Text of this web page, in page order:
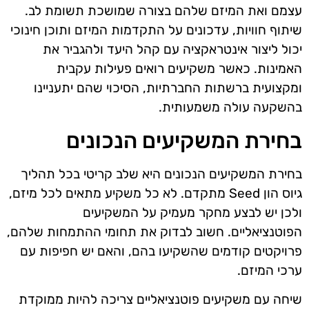
עצמם ואת המיזם שלהם בצורה שמושכת תשומת לב.
שיתוף חוויות, עדכונים על התקדמות המיזם ותוכן חינוכי
יכול ליצור אינטראקציה עם קהל היעד ולהגביר את
האמינות. כאשר משקיעים רואים פעילות עקבית
ומקצועית ברשתות החברתיות, הסיכוי שהם יתעניינו
בהשקעה עולה משמעותית.
בחירת המשקיעים הנכונים
בחירת המשקיעים הנכונים היא שלב קריטי בכל תהליך
גיוס הון Seed מתקדם. לא כל משקיע מתאים לכל מיזם,
ולכן יש לבצע מחקר מעמיק על המשקיעים
הפוטנציאליים. חשוב לבדוק את תחומי ההתמחות שלהם,
פרויקטים קודמים שהשקיעו בהם, והאם יש חפיפות עם
ערכי המיזם.
שיחה עם משקיעים פוטנציאליים צריכה להיות ממוקדת